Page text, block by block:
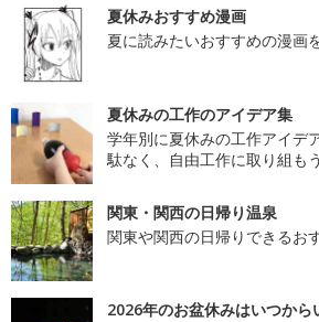
夏休みおすすめ漫画
夏に読みたいおすすめの漫画
夏休みの工作のアイデア集
学年別に夏休みの工作アイデ
駄なく、自由工作に取り組も
関東・関西の日帰り温泉
関東や関西の日帰りできるお
2026年のお盆休みはいつから